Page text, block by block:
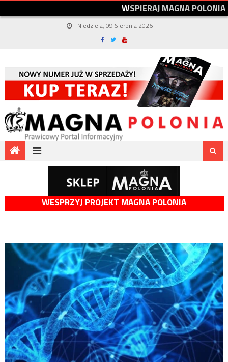
WSPIERAJMAGNAPOLONIA
Niedziela, 09 Sierpnia 2026
WESPRZYJ PROJEKT MAGNA POLONIA